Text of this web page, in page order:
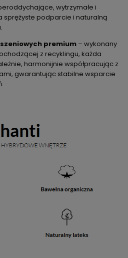
wytrzymałe i
sprężyste podparcie i naturalną
premium – wykonany
z recyklingu, każda
harmonijnie współpracując z
gwarantując stabilne wsparcie